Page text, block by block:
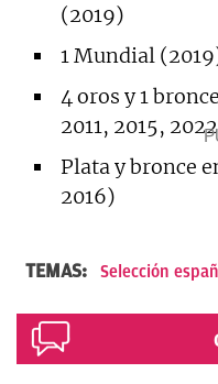
(2019)
1 Mundial
4 oros y 1
2011, 2015,
Plata y bronce
2016)
TEMAS: Selección